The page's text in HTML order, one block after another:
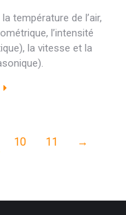
température de l’air,
l’intensité
la vitesse et la
10 11 →